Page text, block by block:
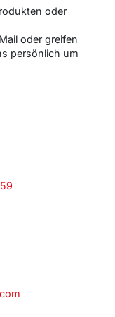
oder
oder greifen
persönlich um